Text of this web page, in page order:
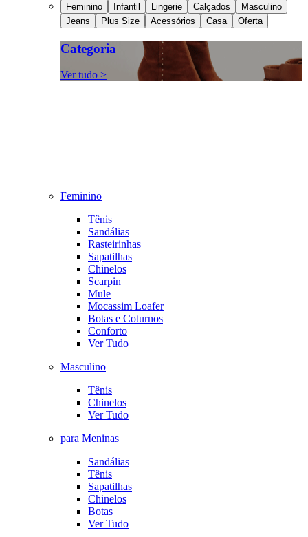
Feminino Infantil Lingerie Calçados
Masculino
Jeans
Plus Size Acessórios Casa Oferta
Categoria
Ver tudo >
Feminino
Tênis
Sandálias
Rasteirinhas
Sapatilhas
Chinelos
Scarpin
Mule
Mocassim Loafer
Botas e Coturnos
Conforto
Ver Tudo
Masculino
Tênis
Chinelos
Ver Tudo
para Meninas
Sandálias
Tênis
Sapatilhas
Chinelos
Botas
Ver Tudo